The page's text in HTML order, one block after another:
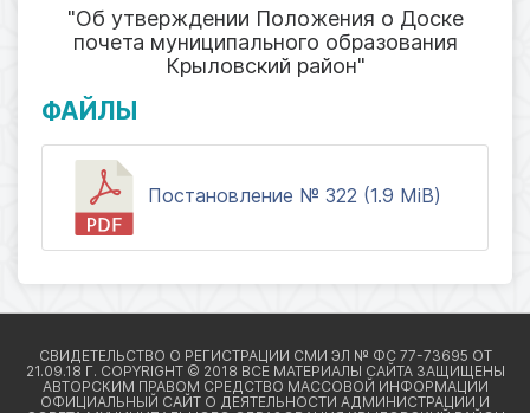
"Об утверждении Положения о Доске
почета муниципального образования
Крыловский район"
ФАЙЛЫ
Постановление № 322 (1.9 MiB)